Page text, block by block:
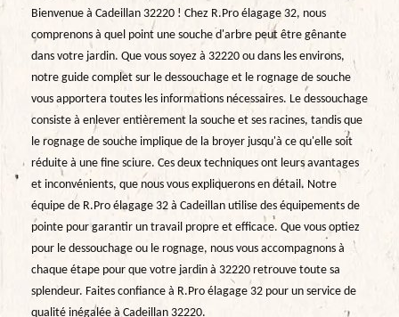
Bienvenue à Cadeillan 32220 ! Chez R.Pro élagage 32, nous
comprenons à quel point une souche d'arbre peut être gênante
dans votre jardin. Que vous soyez à 32220 ou dans les environs,
notre guide complet sur le dessouchage et le rognage de souche
vous apportera toutes les informations nécessaires. Le dessouchage
consiste à enlever entièrement la souche et ses racines, tandis que
le rognage de souche implique de la broyer jusqu'à ce qu'elle soit
réduite à une fine sciure. Ces deux techniques ont leurs avantages
et inconvénients, que nous vous expliquerons en détail. Notre
équipe de R.Pro élagage 32 à Cadeillan utilise des équipements de
pointe pour garantir un travail propre et efficace. Que vous optiez
pour le dessouchage ou le rognage, nous vous accompagnons à
chaque étape pour que votre jardin à 32220 retrouve toute sa
splendeur. Faites confiance à R.Pro élagage 32 pour un service de
qualité inégalée à Cadeillan 32220.